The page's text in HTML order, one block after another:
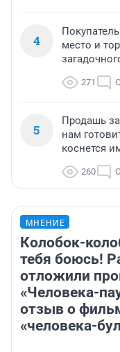
4
место и
271
5
Продашь
нам
коснется
260
МНЕНИЕ
Колобок-
тебя боюсь!
отложили
«Человека-
отзыв о
«человека-